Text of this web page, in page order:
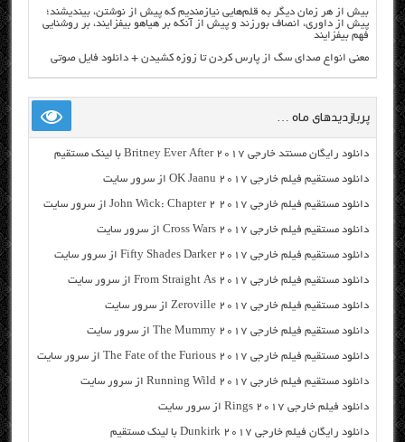
بیش از هر زمان دیگر به قلم‌هایی نیازمندیم که پیش از نوشتن، بیندیشند؛
پیش از داوری، انصاف بورزند و پیش از آنکه بر هیاهو بیفزایند، بر روشنایی
فهم بیفزایند
معنی انواع صدای سگ از پارس کردن تا زوزه کشیدن + دانلود فایل صوتی
پربازدیدهای ماه …
دانلود رایگان مسنتد خارجی Britney Ever After 2017 با لینک مستقیم
دانلود مستقیم فیلم خارجی OK Jaanu 2017 از سرور سایت
دانلود مستقیم فیلم خارجی John Wick: Chapter 2 2017 از سرور سایت
دانلود مستقیم فیلم خارجی Cross Wars 2017 از سرور سایت
دانلود مستقیم فیلم خارجی Fifty Shades Darker 2017 از سرور سایت
دانلود مستقیم فیلم خارجی From Straight As 2017 از سرور سایت
دانلود مستقیم فیلم خارجی Zeroville 2017 از سرور سایت
دانلود مستقیم فیلم خارجی The Mummy 2017 از سرور سایت
دانلود مستقیم فیلم خارجی The Fate of the Furious 2017 از سرور سایت
دانلود مستقیم فیلم خارجی Running Wild 2017 از سرور سایت
دانلود فیلم خارجی Rings 2017 از سرور سایت
دانلود رایگان فیلم خارجی Dunkirk 2017 با لینک مستقیم